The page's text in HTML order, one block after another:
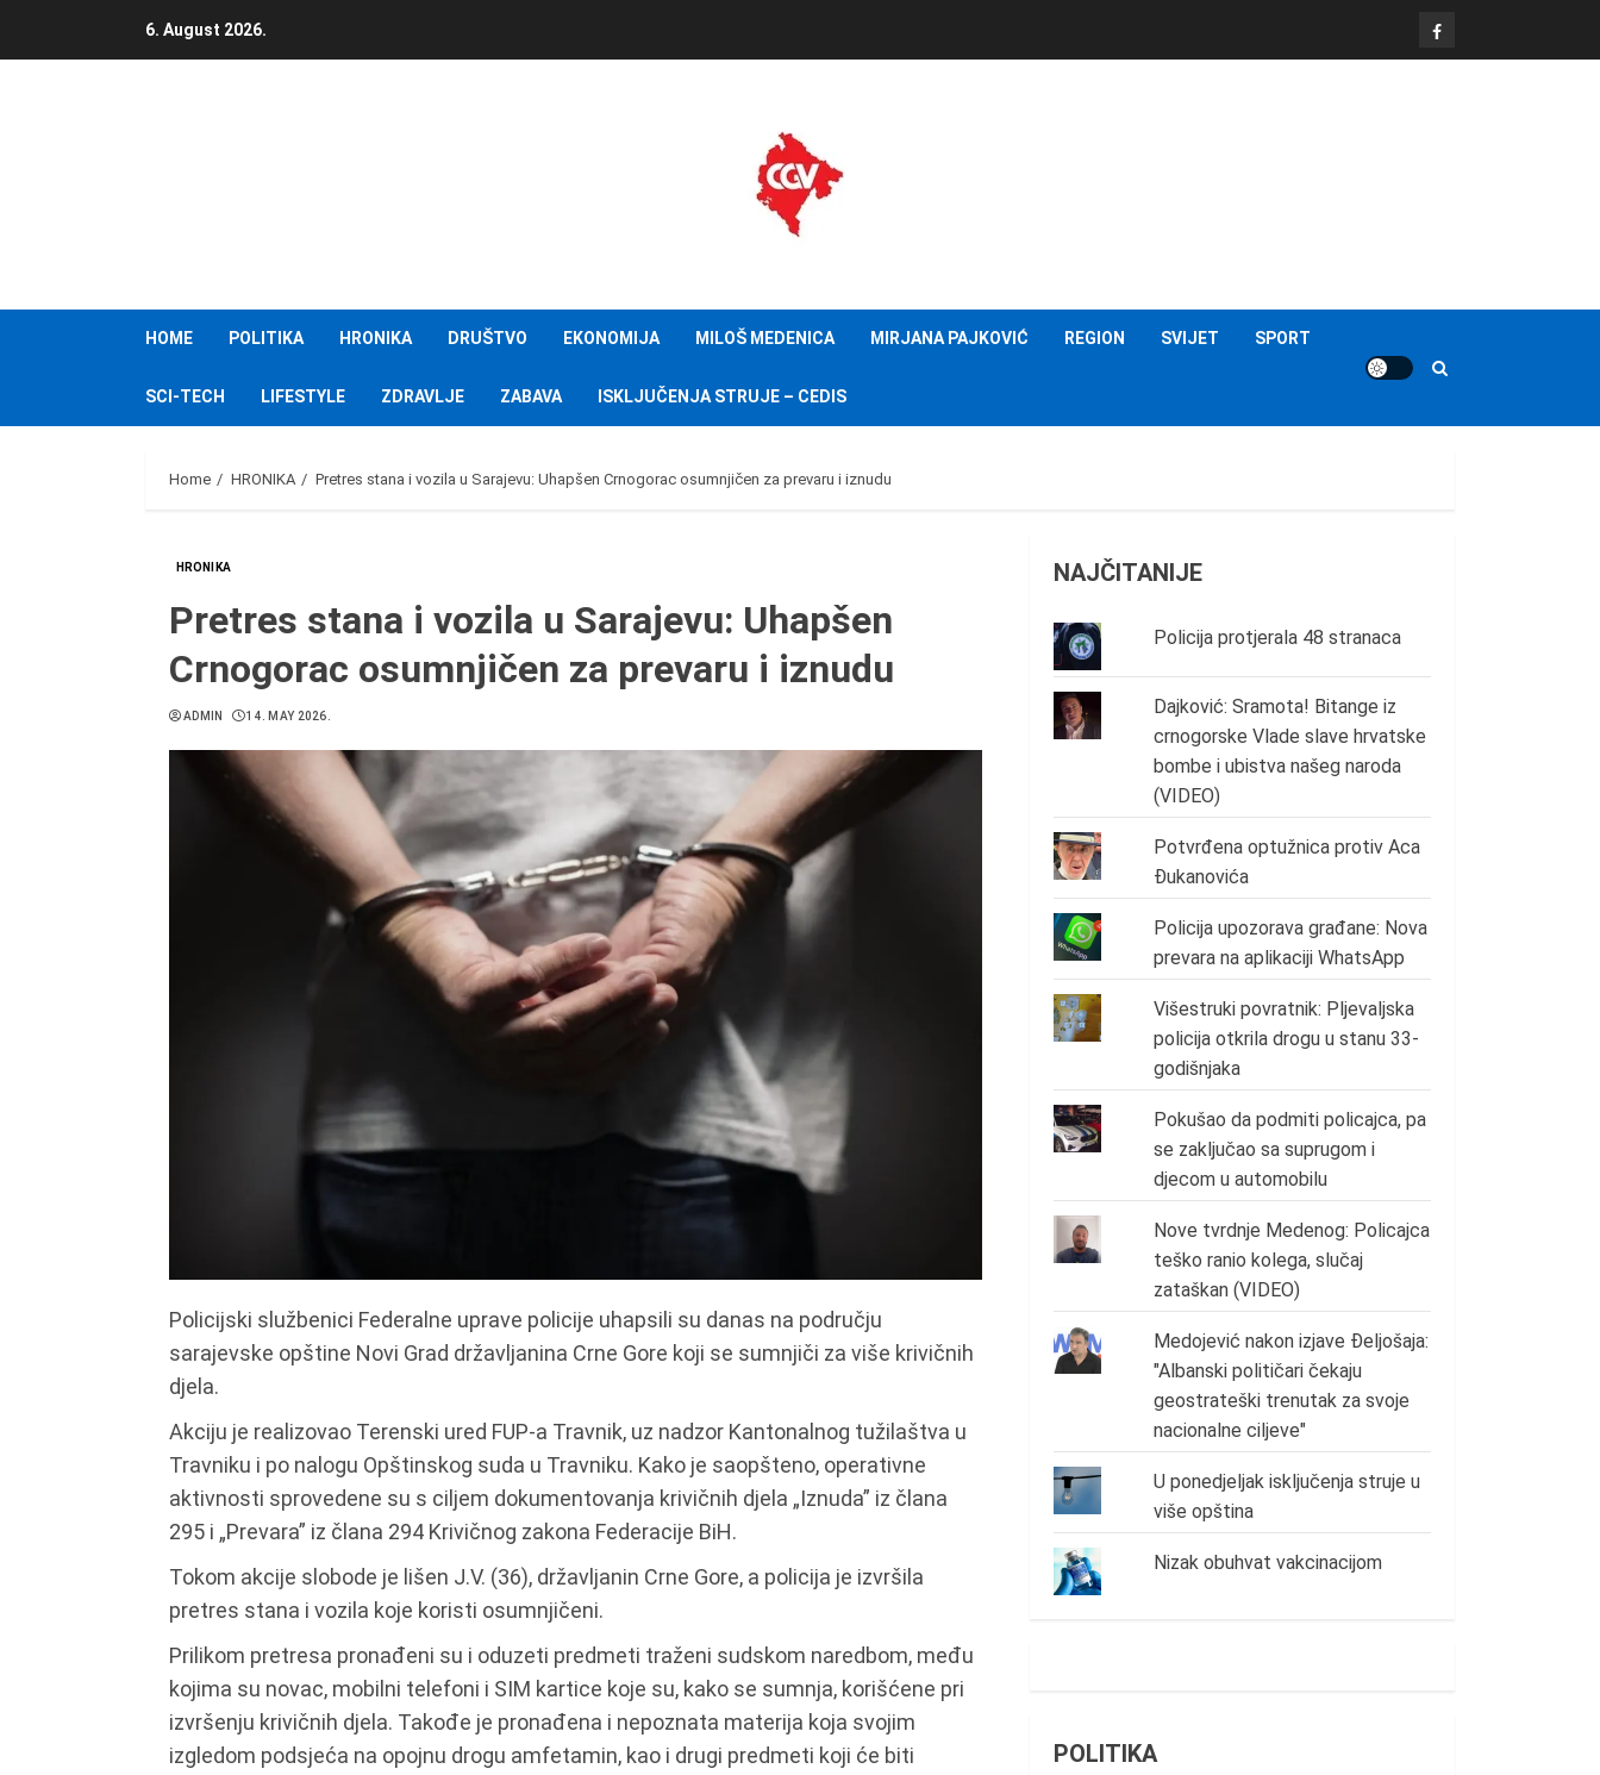
6. August 2026. FB
HOME POLITIKA HRONIKA DRUŠTVO EKONOMIJA MILOŠ MEDENICA MIRJANA PAJKOVIĆ REGION SVIJET SPORT
SCI-TECH LIFESTYLE ZDRAVLJE ZABAVA ISKLJUČENJA STRUJE – CEDIS
Home HRONIKA Pretres stana i vozila u Sarajevu: Uhapšen Crnogorac osumnjičen za prevaru i iznudu
HRONIKA
Pretres stana i vozila u Sarajevu: Uhapšen
Crnogorac osumnjičen za prevaru i iznudu
ADMIN 14. MAY 2026.
Policijski službenici Federalne uprave policije uhapsili su danas na području
sarajevske opštine Novi Grad državljanina Crne Gore koji se sumnjiči za više krivičnih
djela.
Akciju je realizovao Terenski ured FUP-a Travnik, uz nadzor Kantonalnog tužilaštva u
Travniku i po nalogu Opštinskog suda u Travniku. Kako je saopšteno, operativne
aktivnosti sprovedene su s ciljem dokumentovanja krivičnih djela „Iznuda” iz člana
295 i „Prevara” iz člana 294 Krivičnog zakona Federacije BiH.
Tokom akcije slobode je lišen J.V. (36), državljanin Crne Gore, a policija je izvršila
pretres stana i vozila koje koristi osumnjičeni.
Prilikom pretresa pronađeni su i oduzeti predmeti traženi sudskom naredbom, među
kojima su novac, mobilni telefoni i SIM kartice koje su, kako se sumnja, korišćene pri
izvršenju krivičnih djela. Takođe je pronađena i nepoznata materija koja svojim
izgledom podsjeća na opojnu drogu amfetamin, kao i drugi predmeti koji će biti
NAJČITANIJE
Policija protjerala 48 stranaca
Dajković: Sramota! Bitange iz
crnogorske Vlade slave hrvatske
bombe i ubistva našeg naroda
(VIDEO)
Potvrđena optužnica protiv Aca
Đukanovića
Policija upozorava građane: Nova
prevara na aplikaciji WhatsApp
Višestruki povratnik: Pljevaljska
policija otkrila drogu u stanu 33-
godišnjaka
Pokušao da podmiti policajca, pa
se zaključao sa suprugom i
djecom u automobilu
Nove tvrdnje Medenog: Policajca
teško ranio kolega, slučaj
zataškan (VIDEO)
Medojević nakon izjave Đeljošaja:
"Albanski političari čekaju
geostrateški trenutak za svoje
nacionalne ciljeve"
U ponedjeljak isključenja struje u
više opština
Nizak obuhvat vakcinacijom
POLITIKA